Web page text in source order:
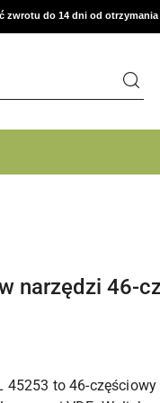
zwrotu do 14 dni od
narzędzi 46-
45253 to 46-